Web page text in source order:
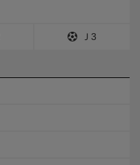
Ｊ3